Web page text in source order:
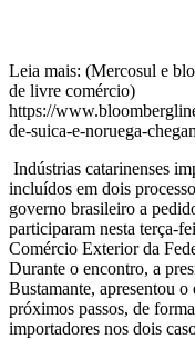
Leia mais: (Mercosul e
de livre comércio)
https://
de-suica-e-noruega-
Indústrias catarinenses
incluídos em dois
governo brasileiro a
participaram nesta terça-
Comércio Exterior da
Durante o encontro, a
Bustamante, apresentou o
próximos passos, de
importadores nos dois